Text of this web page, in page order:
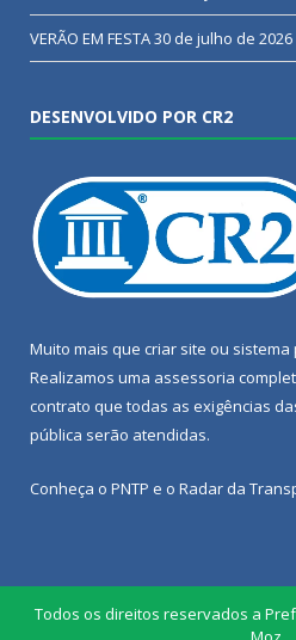
VERÃO EM FESTA30 de julho de 2026
DESENVOLVIDO POR CR2
Muito mais que criar site ou sistema
Realizamos uma assessoria
contrato que todas as exigências
pública serão atendidas.
Conheça o PNTP e o Radar da
Todos os direitos reservados a